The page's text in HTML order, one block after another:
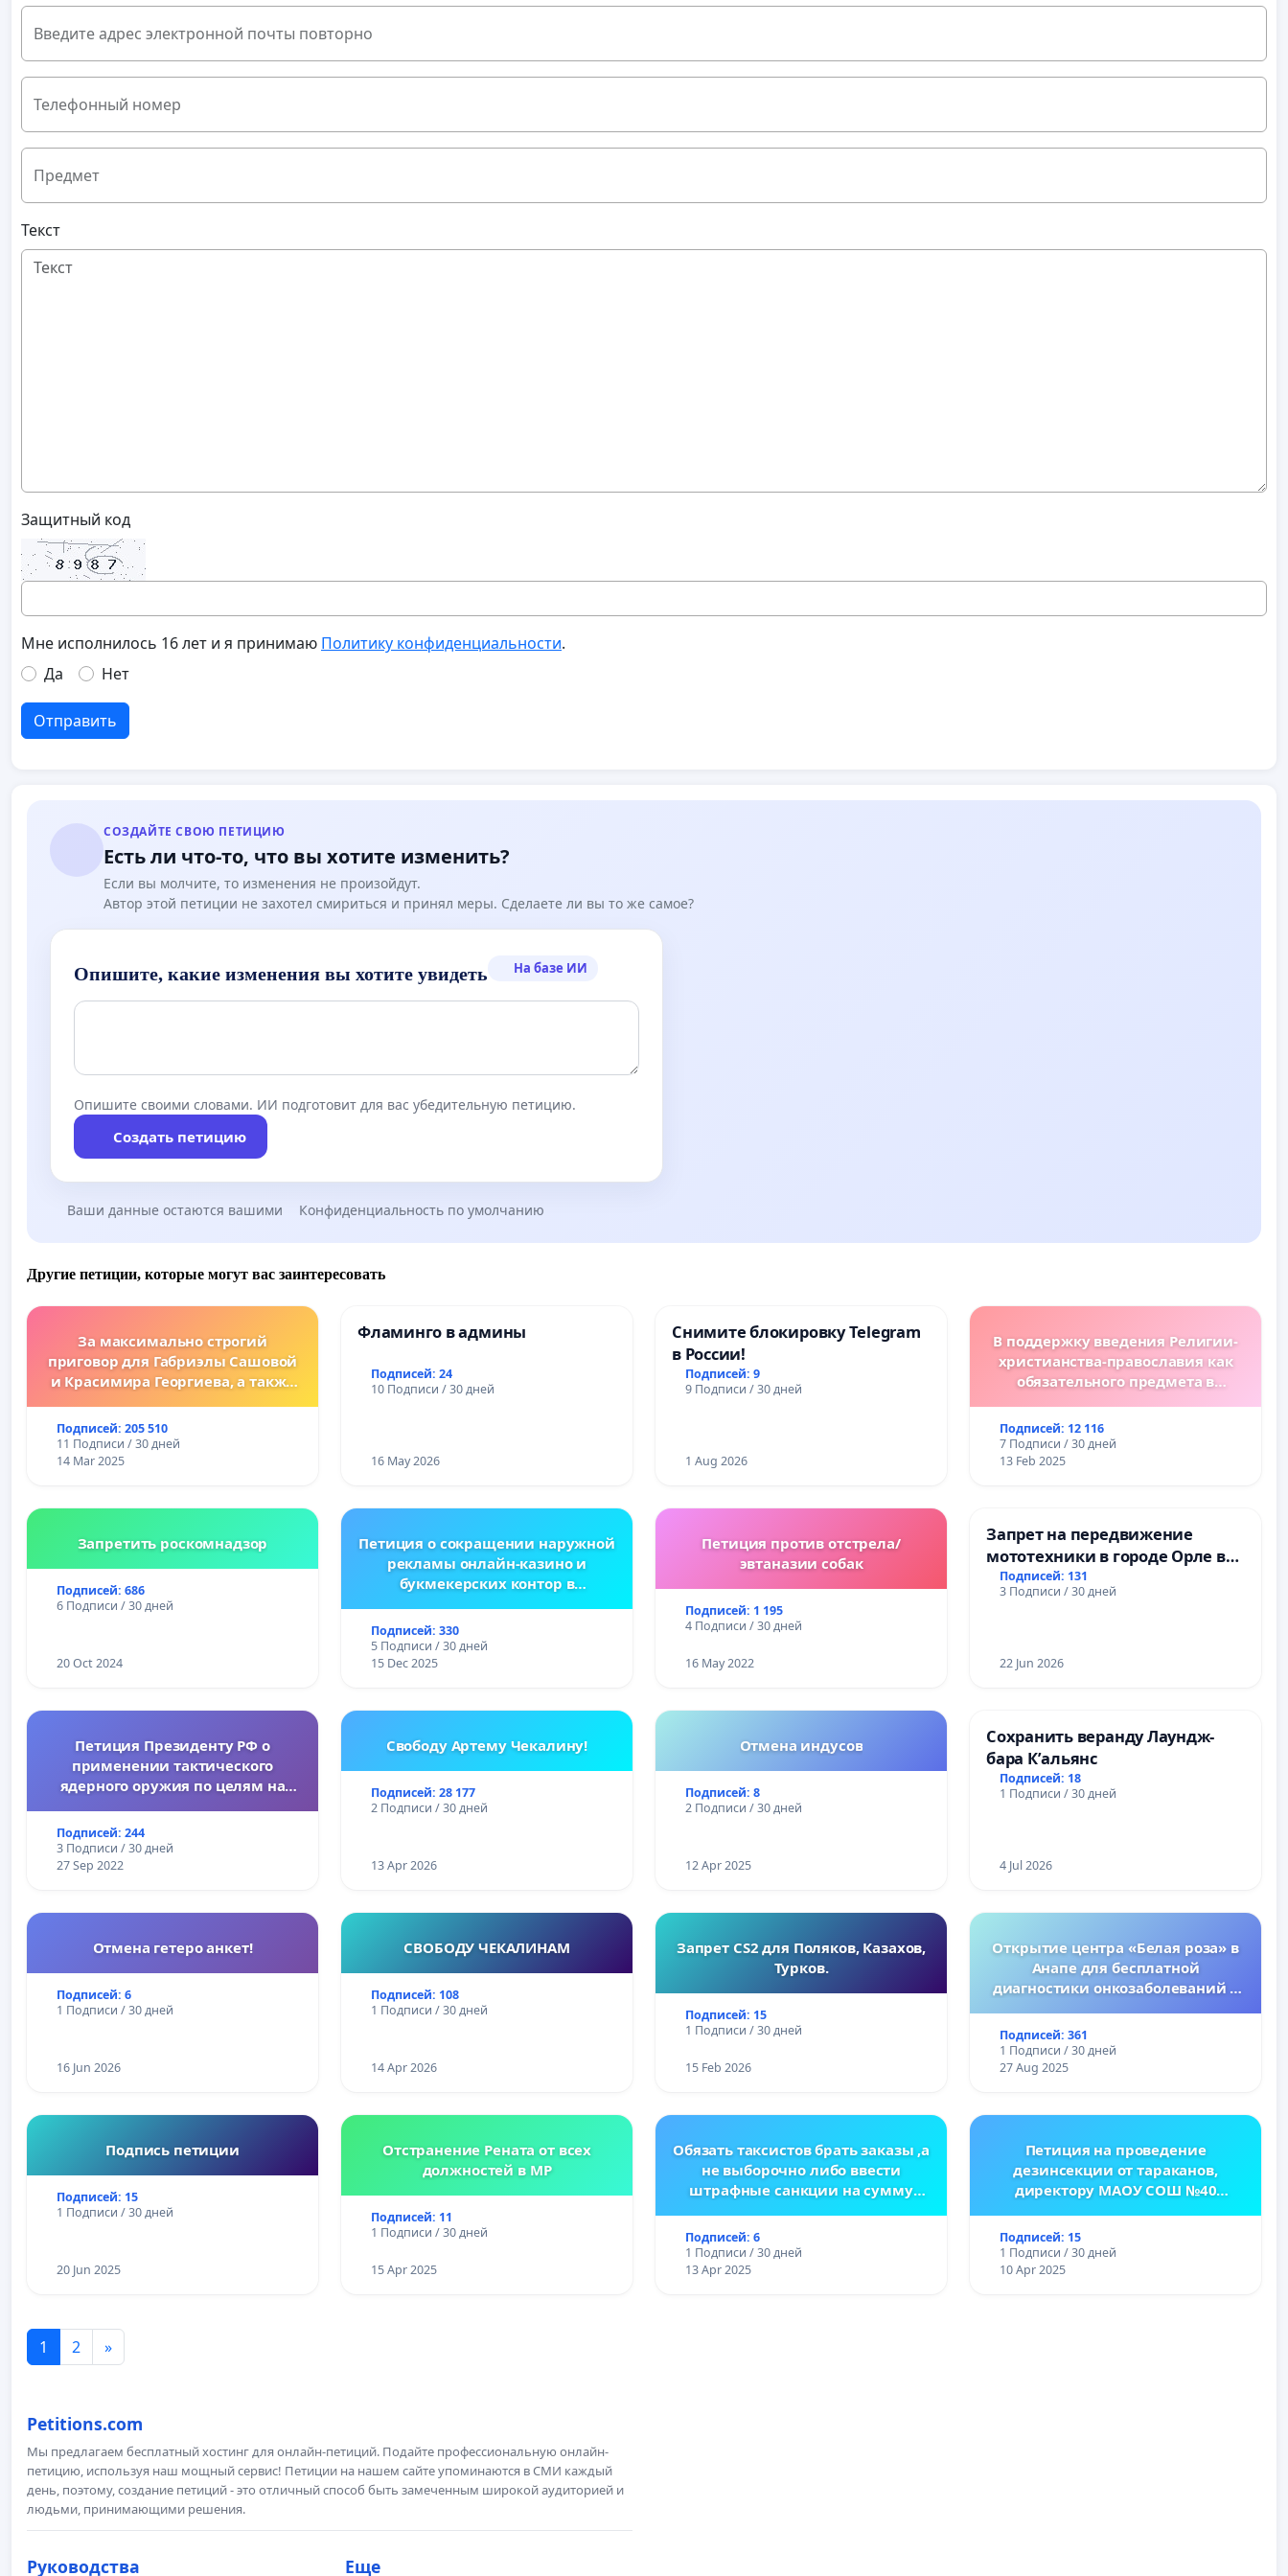
Введите адрес электронной почты повторно
Телефонный номер
Предмет
Текст
Защитный код
Мне исполнилось 16 лет и я принимаю Политику конфиденциальности.
Да
Нет
Отправить
СОЗДАЙТЕ СВОЮ ПЕТИЦИЮ
Есть ли что-то, что вы хотите изменить?
Если вы молчите, то изменения не произойдут.
Автор этой петиции не захотел смириться и принял меры. Сделаете ли вы то же самое?
Опишите, какие изменения вы хотите увидеть На базе ИИ
Опишите своими словами. ИИ подготовит для вас убедительную петицию.
Создать петицию
Ваши данные остаются вашими Конфиденциальность по умолчанию
Другие петиции, которые могут вас заинтересовать
За максимально строгий
приговор для Габриэлы Сашовой
и Красимира Георгиева, а также
предусматривающие более
жесткие наказания за
преступления против животных!
Подписей: 205 510
11 Подписи / 30 дней
14 Mar 2025
Фламинго в админы
Подписей: 24
10 Подписи / 30 дней
16 May 2026
Снимите блокировку Telegram
в России!
Подписей: 9
9 Подписи / 30 дней
1 Aug 2026
В поддержку введения Религии-
христианства-православия как
обязательного предмета в
Подписей: 12 116
7 Подписи / 30 дней
13 Feb 2025
Запретить роскомнадзор
Подписей: 686
6 Подписи / 30 дней
20 Oct 2024
Петиция о сокращении наружной
рекламы онлайн-казино и
букмекерских контор в
Подписей: 330
5 Подписи / 30 дней
15 Dec 2025
Петиция против отстрела/
эвтаназии собак
Подписей: 1 195
4 Подписи / 30 дней
16 May 2022
Запрет на передвижение
мототехники в городе Орле в
ночное время (с 22:00 до 05:00)
Подписей: 131
3 Подписи / 30 дней
22 Jun 2026
Петиция Президенту РФ о
применении тактического
ядерного оружия по целям на
Подписей: 244
3 Подписи / 30 дней
27 Sep 2022
Свободу Артему Чекалину!
Подписей: 28 177
2 Подписи / 30 дней
13 Apr 2026
Отмена индусов
Подписей: 8
2 Подписи / 30 дней
12 Apr 2025
Сохранить веранду Лаундж-
бара К’альянс
Подписей: 18
1 Подписи / 30 дней
4 Jul 2026
Отмена гетеро анкет!
Подписей: 6
1 Подписи / 30 дней
16 Jun 2026
СВОБОДУ ЧЕКАЛИНАМ
Подписей: 108
1 Подписи / 30 дней
14 Apr 2026
Запрет CS2 для Поляков, Казахов,
Турков.
Подписей: 15
1 Подписи / 30 дней
15 Feb 2026
Открытие центра «Белая роза» в
Анапе для бесплатной
диагностики онкозаболеваний у
Подписей: 361
1 Подписи / 30 дней
27 Aug 2025
Подпись петиции
Подписей: 15
1 Подписи / 30 дней
20 Jun 2025
Отстранение Рената от всех
должностей в МР
Подписей: 11
1 Подписи / 30 дней
15 Apr 2025
Обязать таксистов брать заказы ,а
не выборочно либо ввести
штрафные санкции на сумму
Подписей: 6
1 Подписи / 30 дней
13 Apr 2025
Петиция на проведение
дезинсекции от тараканов,
директору МАОУ СОШ №40
Подписей: 15
1 Подписи / 30 дней
10 Apr 2025
1 2 »
Petitions.com
Мы предлагаем бесплатный хостинг для онлайн-петиций. Подайте профессиональную онлайн-
петицию, используя наш мощный сервис! Петиции на нашем сайте упоминаются в СМИ каждый
день, поэтому, создание петиций - это отличный способ быть замеченным широкой аудиторией и
людьми, принимающими решения.
Руководства Еще